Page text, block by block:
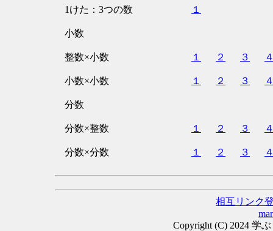
1けた：3つの数 １
小数
整数×小数 １ ２ ３
小数×小数 １ ２ ３
分数
分数×整数 １ ２ ３
分数×分数 １ ２ ３
相互リンク
Copyright (C) 2024 学